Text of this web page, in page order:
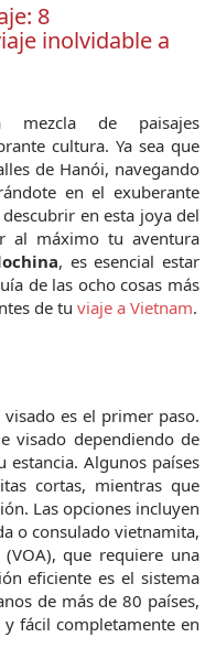
8
inolvidable a
mezcla de paisajes
cultura. Ya sea que
de Hanói, navegando
en esta joya del
al máximo tu aventura
, es esencial estar
de las ocho cosas más
de tu viaje a Vietnam.
es el primer paso.
visado dependiendo de
Algunos países
cortas, mientras que
Las opciones incluyen
o consulado vietnamita,
(VOA), que requiere una
eficiente es el sistema
de más de 80 países,
fácil completamente en